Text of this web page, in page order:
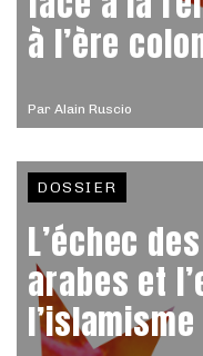
Par Alain Ruscio
à l’ère
DOSSIER
L’échec
arabes et
l’islamisme